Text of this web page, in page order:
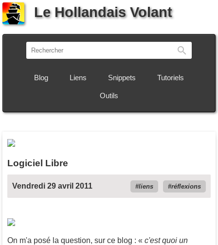
Le Hollandais Volant
Blog Liens Snippets Tutoriels
Outils
Logiciel Libre
Vendredi 29 avril 2011 liens réflexions
On m'a posé la question, sur ce blog : « c'est quoi un